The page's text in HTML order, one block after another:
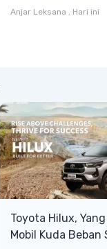
Hybrid yang
Anjar Leksana . Hari ini
Toyota Hilux,
Mobil Kuda Beban